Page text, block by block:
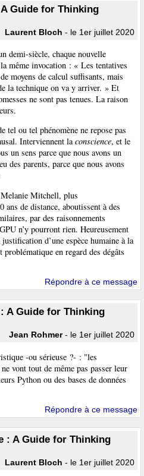
Guide for Thinking
Laurent Bloch - le 1er juillet 2020
demi-siècle, chaque nouvelle
même invocation : « Les tentatives
moyens de calcul suffisants, mais
la technique on va y arriver. » Et
ne sont pas tenues. La raison
tel ou tel phénomène ne repose pas
Interviennent laconscience, et le
un sens parce que nous avons un
des parents, parce que nous avons
Mitchell, plus
ans de distance, aboutissent à des
par des raisonnements
n’y pourront rien. Heureusement
d’une espèce humaine à la
en regard des dégâts
Répondre à ce message
A Guide for Thinking
Jean Rohmer- le 1er juillet 2020
-ou sérieuse ?- : "les
vont tout de même pas passer leur
Python ou des bases de données
Répondre à ce message
: A Guide for Thinking
Laurent Bloch - le 1er juillet 2020